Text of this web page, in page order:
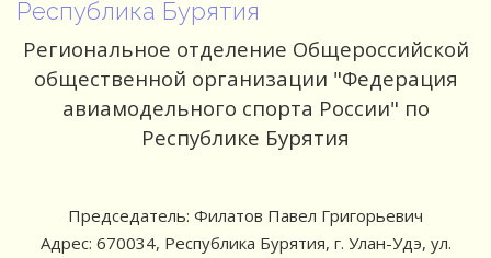
Республика Бурятия
Региональное отделение Общероссийской
общественной организации "Федерация
авиамодельного спорта России" по
Республике Бурятия
Председатель: Филатов Павел Григорьевич
Адрес: 670034, Республика Бурятия, г. Улан-Удэ, ул.